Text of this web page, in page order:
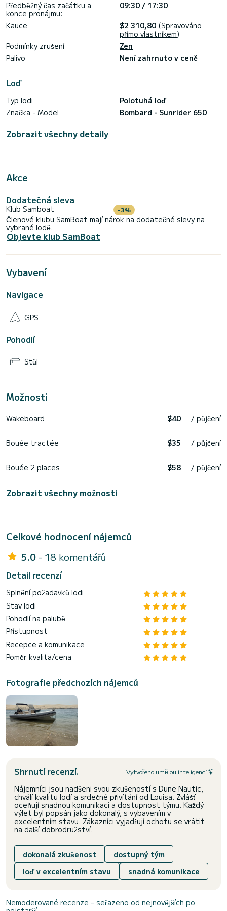
Předběžný čas začátku a
konce pronájmu:
09:30 / 17:30
Kauce
$2 310,80 (Spravováno
přímo vlastníkem)
Podmínky zrušení
Zen
Palivo
Není zahrnuto v ceně
Loď
Typ lodi
Polotuhá loď
Značka - Model
Bombard - Sunrider 650
Zobrazit všechny detaily
Akce
Dodatečná sleva
Klub Samboat -3%
Členové klubu SamBoat mají nárok na dodatečné slevy na
vybrané lodě.
Objevte klub SamBoat
Vybavení
Navigace
GPS
Pohodlí
Stůl
Možnosti
Wakeboard $40 / půjčení
Bouée tractée $35 / půjčení
Bouée 2 places $58 / půjčení
Zobrazit všechny možnosti
Celkové hodnocení nájemců
5.0 - 18 komentářů
Detail recenzí
Splnění požadavků lodi
Stav lodi
Pohodlí na palubě
Přístupnost
Recepce a komunikace
Poměr kvalita/cena
Fotografie předchozích nájemců
Shrnutí recenzí. Vytvořeno umělou inteligencí
Nájemníci jsou nadšeni svou zkušeností s Dune Nautic,
chválí kvalitu lodí a srdečné přivítání od Louisa. Zvlášť
oceňují snadnou komunikaci a dostupnost týmu. Každý
výlet byl popsán jako dokonalý, s vybavením v
excelentním stavu. Zákazníci vyjadřují ochotu se vrátit
na další dobrodružství.
dokonalá zkušenost
dostupný tým
loď v excelentním stavu
snadná komunikace
Nemoderované recenze – seřazeno od nejnovějších po